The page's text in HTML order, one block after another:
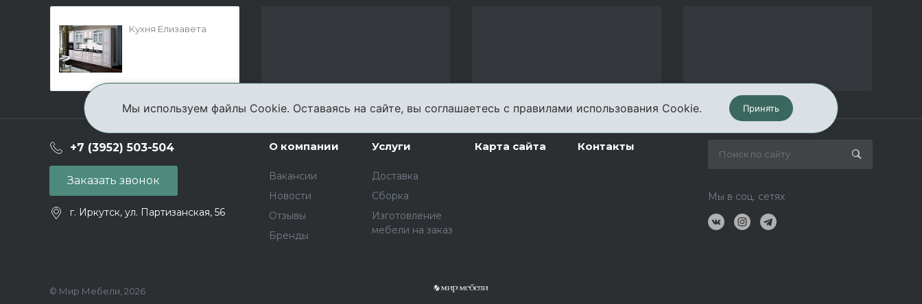
Кухня Елизавета
+7 (3952) 503-504
Заказать звонок
г. Иркутск, ул. Партизанская, 56
О компании
Вакансии
Новости
Отзывы
Бренды
Услуги
Доставка
Сборка
Изготовление
мебели на заказ
Карта сайта Контакты
Мы в соц. сетях
© Мир Мебели, 2026
Мы используем файлы Cookie. Оставаясь на сайте, вы соглашаетесь с правилами использования Cookie. Принять